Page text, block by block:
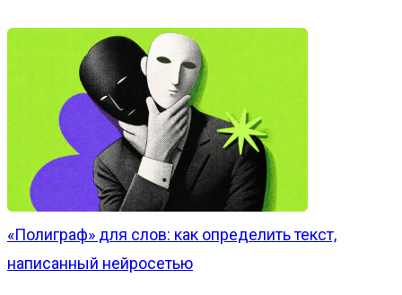
«Полиграф» для слов: как определить текст,
написанный нейросетью